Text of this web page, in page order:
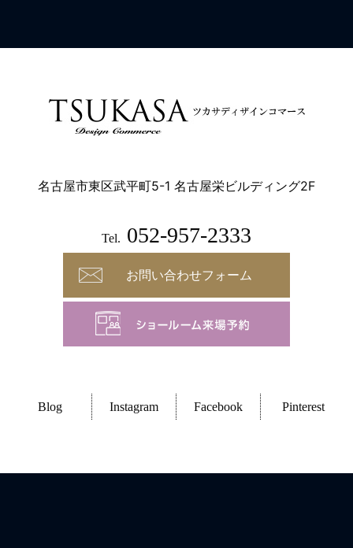
名古屋市東区武平町5-1 名古屋栄ビルディング2F
Tel. 052-957-2333
お問い合わせフォーム
Blog Instagram Facebook Pinterest